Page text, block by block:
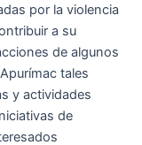
por la violencia
a su
de algunos
tales
y actividades
de